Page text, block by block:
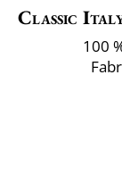
Classic
100